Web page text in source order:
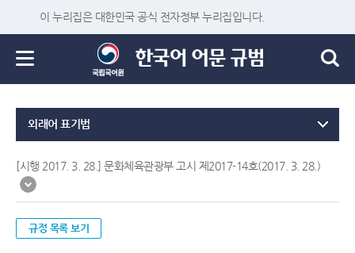
이 누리집은 대한민국 공식 전자정부 누리집입니다.
외래어 표기법
[시행 2017. 3. 28.] 문화체육관광부 고시 제2017-14호(2017. 3. 28.)
규정 목록 보기